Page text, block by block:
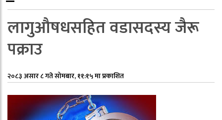
लागुऔषधसहित वडासदस्य जैरू
पक्राउ
२०८३ असार ८ गते सोमबार, ११:१५ मा प्रकाशित